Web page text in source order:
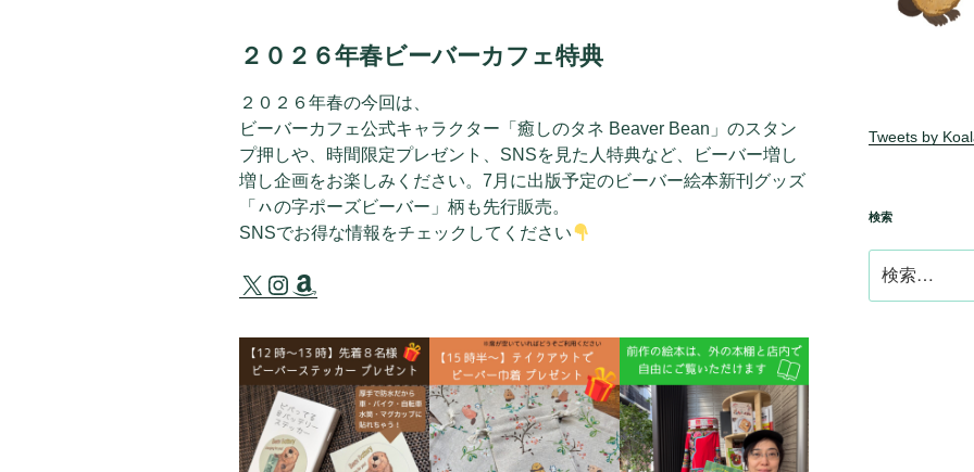
２０２６年春ビーバーカフェ特典
２０２６年春の今回は、
ビーバーカフェ公式キャラクター「癒しのタネ Beaver Bean」のスタン
プ押しや、時間限定プレゼント、SNSを見た人特典など、ビーバー増し
増し企画をお楽しみください。7月に出版予定のビーバー絵本新刊グッズ
「ㇵの字ポーズビーバー」柄も先行販売。
SNSでお得な情報をチェックしてください
X Instagram
Amazon
Tweets by
検索
索: